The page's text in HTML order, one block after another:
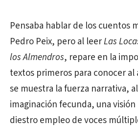
Pensaba hablar de los cuentos
Pedro Peix, pero al leerLas
los Almendros, repare en la
textos primeros para conocer al
se muestra la fuerza narrativa,
imaginación fecunda, una
diestro empleo de voces